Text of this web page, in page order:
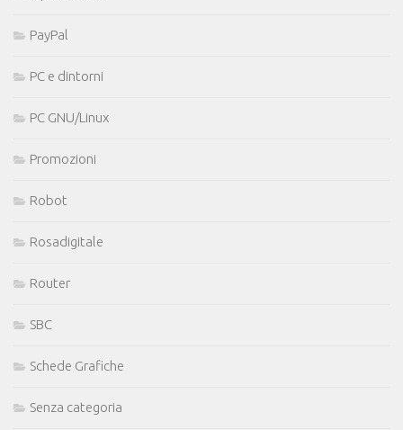
PayPal
PC e dintorni
PC GNU/Linux
Promozioni
Robot
Rosadigitale
Router
SBC
Schede Grafiche
Senza categoria